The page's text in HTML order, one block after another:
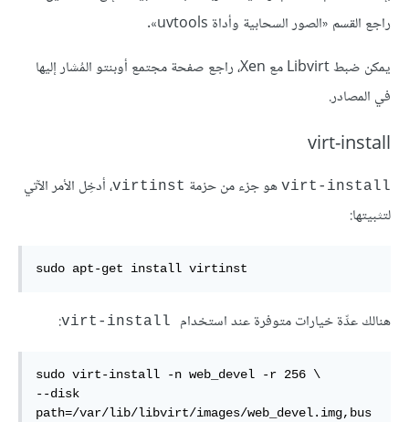
راجع القسم «الصور السحابية وأداة uvtools».
يمكن ضبط Libvirt مع Xen، راجع صفحة مجتمع أوبنتو المُشار إليها
في المصادر.
virt-install
virt-install هو جزء من حزمة virtinst، أدخِل الأمر الآتي
لتثبيتها:
sudo apt-get install virtinst
هنالك عدِّة خيارات متوفرة عند استخدام :
sudo virt-install -n web_devel -r 256 \
--disk
path=/var/lib/libvirt/images/web_devel.img,bus